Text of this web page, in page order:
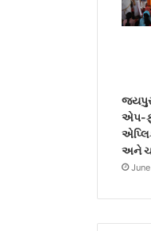
જયપુર
એપ-
અને